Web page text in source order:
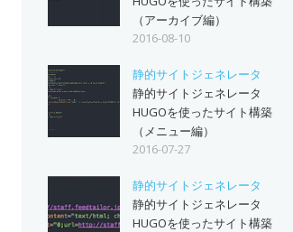
（アーカイブ編）
2016-08-10
静的サイトジェネレータ
静的サイトジェネレータ
HUGOを使ったサイト構築
（メニュー編）
2016-07-27
静的サイトジェネレータ
静的サイトジェネレータ
HUGOを使ったサイト構築